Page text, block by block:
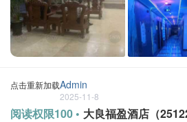
点击重新加载Admin
2025-11-8
阅读权限100 • 大良福盈酒店（